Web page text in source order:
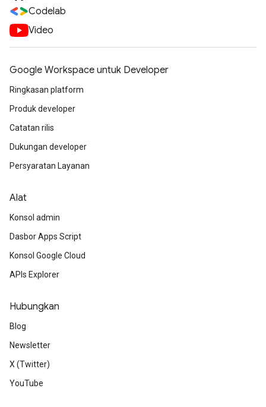
Codelab
Video
Google Workspace untuk Developer
Ringkasan platform
Produk developer
Catatan rilis
Dukungan developer
Persyaratan Layanan
Alat
Konsol admin
Dasbor Apps Script
Konsol Google Cloud
APIs Explorer
Hubungkan
Blog
Newsletter
X (Twitter)
YouTube